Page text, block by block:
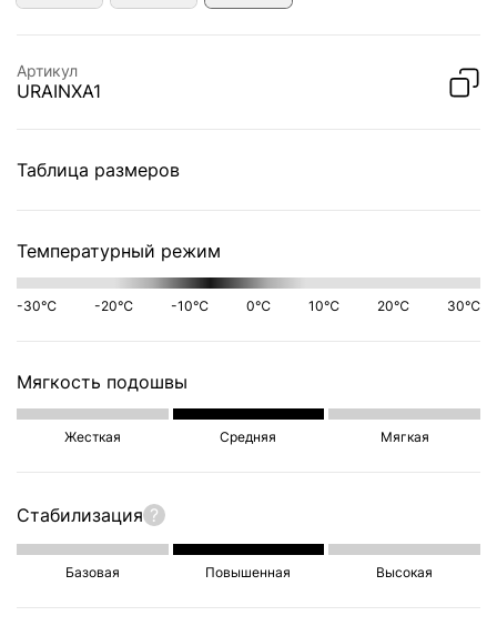
Артикул
URAINXA1
Таблица размеров
Температурный режим
-30℃ -20℃ -10℃ 0℃ 10℃ 20℃ 30℃
Мягкость подошвы
Жесткая Средняя Мягкая
Стабилизация ?
Базовая Повышенная Высокая